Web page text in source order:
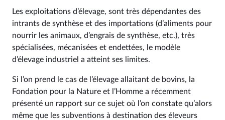
Les exploitations d’élevage, sont très dépendantes des
intrants de synthèse et des importations (d’aliments pour
nourrir les animaux, d’engrais de synthèse, etc.), très
spécialisées, mécanisées et endettées, le modèle
d’élevage industriel a atteint ses limites.
Si l’on prend le cas de l’élevage allaitant de bovins, la
Fondation pour la Nature et l’Homme a récemment
présenté un rapport sur ce sujet où l’on constate qu’alors
même que les subventions à destination des éleveurs